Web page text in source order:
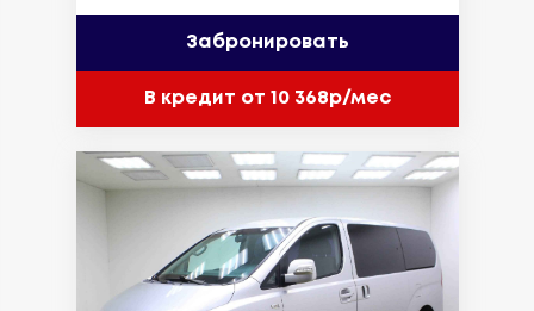
Забронировать
В кредит от 10 368р/мес